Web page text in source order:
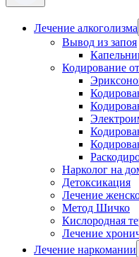
Лечение алкоголизма
Вывод из запоя
Кодирование
Нарколог на
Детоксикация
Лечение
Метод Шичко
Кислородная
Лечение
Лечение наркомании